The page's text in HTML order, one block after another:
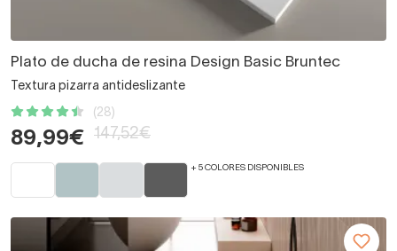
Plato de ducha de resina Design Basic Bruntec
Textura pizarra antideslizante
(28)
89,99€ 147,52€
+ 5 COLORES DISPONIBLES